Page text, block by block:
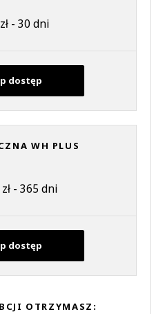
zł - 30 dni
dostęp
WH PLUS
- 365 dni
dostęp
OTRZYMASZ: